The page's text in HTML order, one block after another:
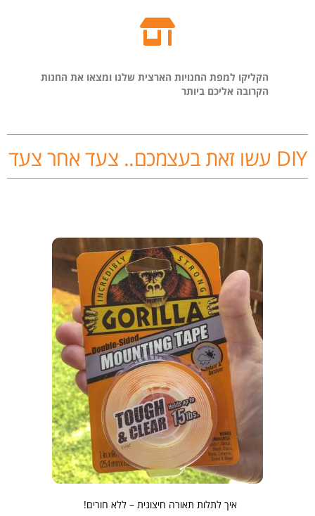
הקליקו למפת החנויות הארצית שלנו ומצאו את החנות
הקרובה אליכם ביותר
DIY עשו זאת בעצמכם.. צעד אחר צעד
איך לתלות תאורה חיצונית – ללא חורים!